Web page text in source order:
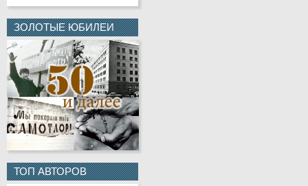
ЗОЛОТЫЕ ЮБИЛЕИ
ТОП АВТОРОВ